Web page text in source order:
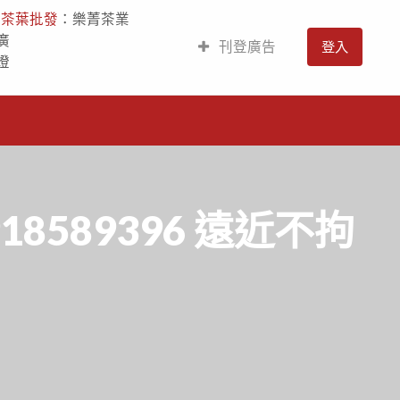
茶葉批發 ：樂菁茶業
刊登廣告 登入
遠近不拘